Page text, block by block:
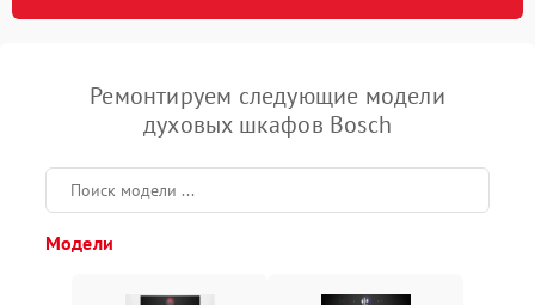
Ремонтируем следующие модели
духовых шкафов Bosch
Модели